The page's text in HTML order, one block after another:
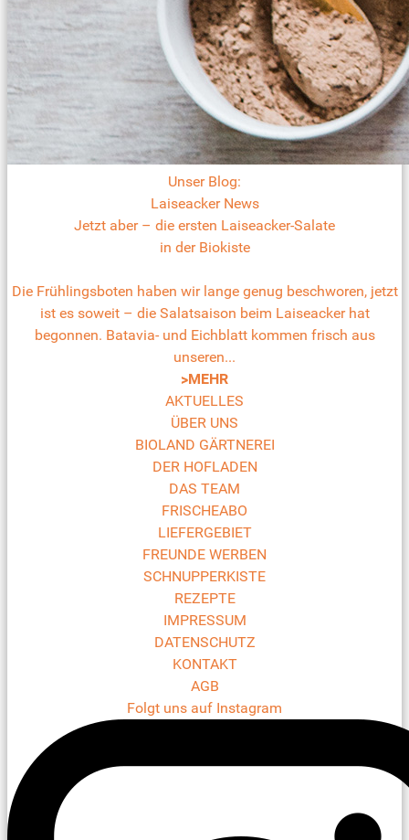
Unser Blog:
Laiseacker News
Jetzt aber – die ersten Laiseacker-Salate
in der Biokiste
Die Frühlingsboten haben wir lange genug beschworen, jetzt
ist es soweit – die Salatsaison beim Laiseacker hat
begonnen. Batavia- und Eichblatt kommen frisch aus
unseren...
>MEHR
AKTUELLES
ÜBER UNS
BIOLAND GÄRTNEREI
DER HOFLADEN
DAS TEAM
FRISCHEABO
LIEFERGEBIET
FREUNDE WERBEN
SCHNUPPERKISTE
REZEPTE
IMPRESSUM
DATENSCHUTZ
KONTAKT
AGB
Folgt uns auf Instagram